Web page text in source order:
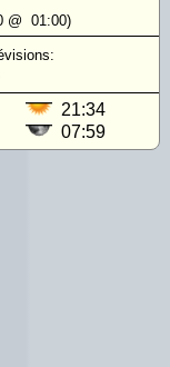
@ 01:00)
21:34
07:59